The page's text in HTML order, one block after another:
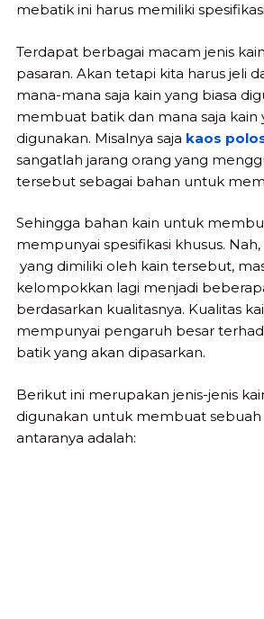
mebatik ini harus memiliki
Terdapat berbagai macam jenis
pasaran. Akan tetapi kita harus jeli
mana-mana saja kain yang biasa
membuat batik dan mana saja kain
digunakan. Misalnya saja kaos
sangatlah jarang orang yang
tersebut sebagai bahan untuk
Sehingga bahan kain untuk
mempunyai spesifikasi khusus. Nah,
yang dimiliki oleh kain tersebut,
kelompokkan lagi menjadi
berdasarkan kualitasnya. Kualitas
mempunyai pengaruh besar
batik yang akan dipasarkan.
Berikut ini merupakan jenis-jenis
digunakan untuk membuat sebuah
antaranya adalah: